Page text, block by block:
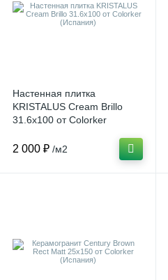
Настенная плитка
KRISTALUS Cream Brillo
31.6x100 от Colorker
2 000 ₽ /м2